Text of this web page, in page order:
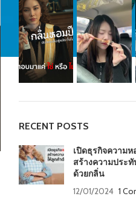
RECENT POSTS
เปิดธุรกิจความ
สร้างความประทั
ด้วยกลิ่น
12/01/2024 1